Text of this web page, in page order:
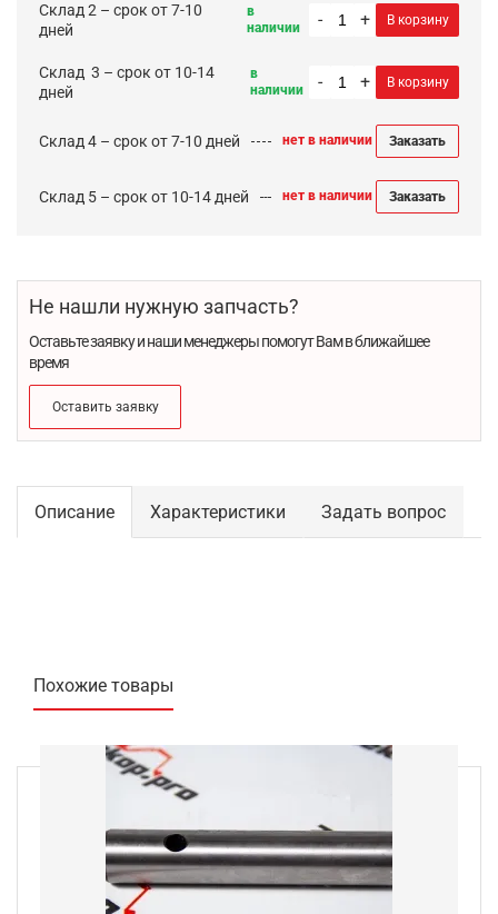
Склад 2 – срок от 7-10
дней
в
наличии
- + В корзину
Cклад 3 – срок от 10-14
дней
в
наличии
- + В корзину
Склад 4 – срок от 7-10 дней нет в наличии Заказать
Склад 5 – срок от 10-14 дней нет в наличии Заказать
Не нашли нужную запчасть?
Оставьте заявку и наши менеджеры помогут Вам в ближайшее
время
Оставить заявку
Описание Характеристики Задать вопрос
Похожие товары